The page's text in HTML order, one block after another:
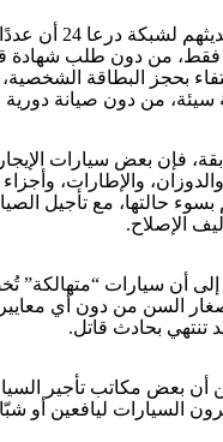
مواطنون أكدوا
فقط، من دون طلب شهادة
بحجز البطاقة
سيئة، من دون صيانة دورية
فإن بعض سيارات
والإطارات،
حالتها، مع تأجيل
الإصلاح.
أن سيارات “متهالكة”
السن من دون أي
تنتهي بحادث قاتل.
أن بعض مكاتب تأجير
السيارات ليافعين أو